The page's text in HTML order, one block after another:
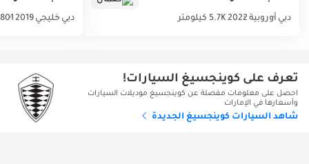
دبي أوروبية 20225.7K كيلومتر دبي خليجي 2019 801 كيلومتر
تعرف على كوينجسيغ السيارات!
احصل على معلومات مفصلة عن كوينجسيغ موديلات السيارات
وأسعارها في الإمارات
شاهد السيارات كوينجسيغ الجديدة